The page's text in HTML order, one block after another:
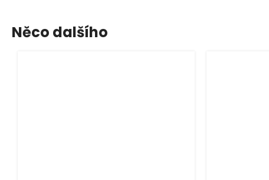
Něco dalšího